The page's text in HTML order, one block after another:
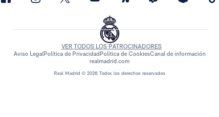
Real Madrid © 2026 Todos los derechos reservados
VER TODOS LOS PATROCINADORES
Aviso LegalPolítica de Privacidad Política de CookiesCanal de información
realmadrid.com